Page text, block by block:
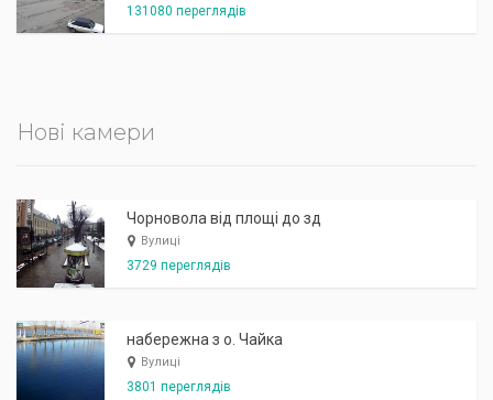
131080 переглядів
Нові камери
Чорновола від площі до зд
Вулиці
3729 переглядів
набережна з о. Чайка
Вулиці
3801 переглядів